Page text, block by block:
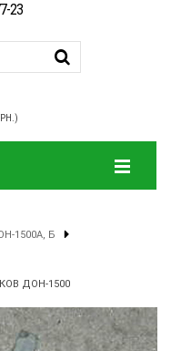
23
1500А, Б
ДОН-1500